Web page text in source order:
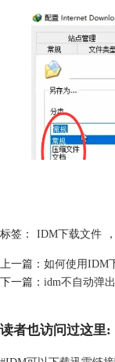
标签： IDM下载文件 ，
上一篇： 如何使用IDM
下一篇： idm不自动弹
读者也访问过这里: